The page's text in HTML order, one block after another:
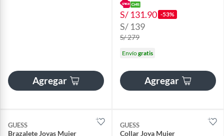
Agregar
S/ 131.90 -53%
S/ 139
S/ 279
Envíogratis
Agregar
GUESS
Brazalete Joyas Mujer
GUESS
Collar Joya Mujer